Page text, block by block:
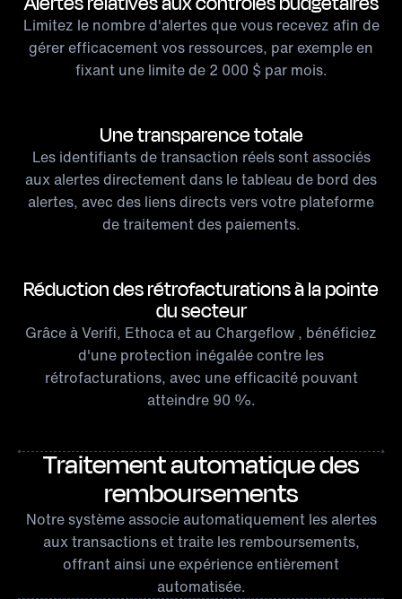
Limitez le nombre d'alertes que vous recevez afin de
gérer efficacement vos ressources, par exemple en
fixant une limite de 2 000 $ par mois.
Une transparence totale
Les identifiants de transaction réels sont associés
aux alertes directement dans le tableau de bord des
alertes, avec des liens directs vers votre plateforme
de traitement des paiements.
Réduction des rétrofacturations à la pointe
du secteur
Grâce à Verifi, Ethoca et au Chargeflow , bénéficiez
d'une protection inégalée contre les
rétrofacturations, avec une efficacité pouvant
atteindre 90 %.
Traitement automatique des
remboursements
Notre système associe automatiquement les alertes
aux transactions et traite les remboursements,
offrant ainsi une expérience entièrement
automatisée.